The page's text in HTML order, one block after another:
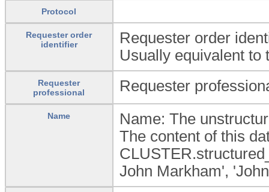
Protocol
Requester order
identifier
Requester order
Usually equivalent to
Requester
professional
Requester
Name
Name: The
The content of this
John Markham',